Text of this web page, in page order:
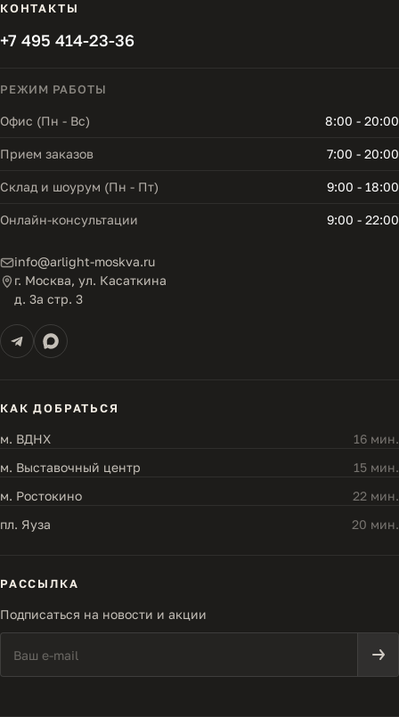
КОНТАКТЫ
+7 495 414-23-36
РЕЖИМ РАБОТЫ
Офис (Пн - Вс) 8:00 - 20:00
Прием заказов 7:00 - 20:00
Склад и шоурум (Пн - Пт) 9:00 - 18:00
Онлайн-консультации 9:00 - 22:00
info@arlight-moskva.ru
г. Москва, ул. Касаткина
д. 3а стр. 3
КАК ДОБРАТЬСЯ
м. ВДНХ
16 мин.
м. Выставочный центр
15 мин.
м. Ростокино
22 мин.
пл. Яуза
20 мин.
РАССЫЛКА
Подписаться на новости и акции